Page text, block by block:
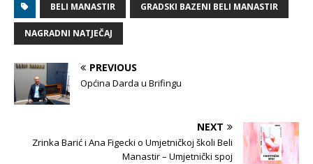
BELI MANASTIR GRADSKI BAZENI BELI MANASTIR
NAGRADNI NATJEČAJ
PREVIOUS
Općina Darda u Brifingu
NEXT
Zrinka Barić i Ana Figecki o Umjetničkoj školi Beli
Manastir – Umjetnički spoj